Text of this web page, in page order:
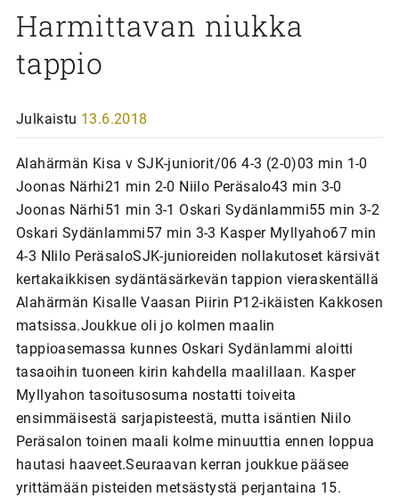
Harmittavan niukka
tappio
Julkaistu 13.6.2018
Alahärmän Kisa v SJK-juniorit/06 4-3 (2-0)03 min 1-0
Joonas Närhi21 min 2-0 Niilo Peräsalo43 min 3-0
Joonas Närhi51 min 3-1 Oskari Sydänlammi55 min 3-2
Oskari Sydänlammi57 min 3-3 Kasper Myllyaho67 min
4-3 NIilo PeräsaloSJK-junioreiden nollakutoset kärsivät
kertakaikkisen sydäntäsärkevän tappion vieraskentällä
Alahärmän Kisalle Vaasan Piirin P12-ikäisten Kakkosen
matsissa.Joukkue oli jo kolmen maalin
tappioasemassa kunnes Oskari Sydänlammi aloitti
tasaoihin tuoneen kirin kahdella maalillaan. Kasper
Myllyahon tasoitusosuma nostatti toiveita
ensimmäisestä sarjapisteestä, mutta isäntien Niilo
Peräsalon toinen maali kolme minuuttia ennen loppua
hautasi haaveet.Seuraavan kerran joukkue pääsee
yrittämään pisteiden metsästystä perjantaina 15.